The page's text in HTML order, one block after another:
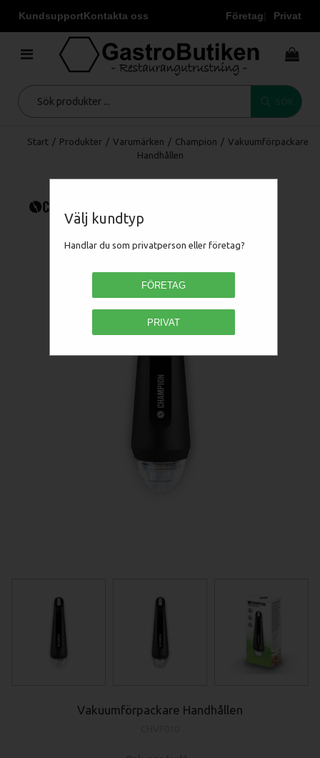
KundsupportKontakta oss Företag Privat
Välj kundtyp
Handlar du som privatperson eller företag?
FÖRETAG
PRIVAT
Start / Produkter / Varumärken / Champion / Vakuumförpackare
Handhållen
Vakuumförpackare Handhållen